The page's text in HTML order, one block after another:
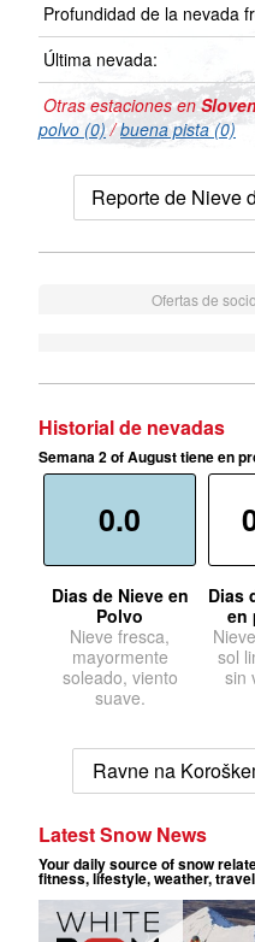
Profundidad de la nevada
Última nevada:
Otras estaciones en
polvo (0) /buena pista (0)
Reporte de Nieve
Ofertas de
Historial de nevadas
Semana 2 of August tiene en
0.0
Dias de Nieve en
Polvo
Nieve fresca,
mayormente
soleado, viento
suave.
Dias
en
sol
sin
Ravne na